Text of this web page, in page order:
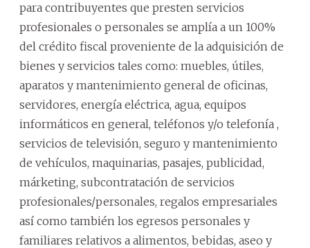
para contribuyentes que presten servicios
profesionales o personales se amplía a un 100%
del crédito fiscal proveniente de la adquisición de
bienes y servicios tales como: muebles, útiles,
aparatos y mantenimiento general de oficinas,
servidores, energía eléctrica, agua, equipos
informáticos en general, teléfonos y/o telefonía ,
servicios de televisión, seguro y mantenimiento
de vehículos, maquinarias, pasajes, publicidad,
márketing, subcontratación de servicios
profesionales/personales, regalos empresariales
así como también los egresos personales y
familiares relativos a alimentos, bebidas, aseo y